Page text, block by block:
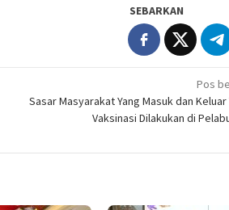
SEBARKAN
Pos
Sasar Masyarakat Yang Masuk dan Keluar
Vaksinasi Dilakukan di